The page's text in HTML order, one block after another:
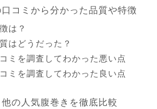
コミから分かった品質や特徴
は？
はどうだった？
ミを調査してわかった悪い点
ミを調査してわかった良い点
の人気腹巻きを徹底比較